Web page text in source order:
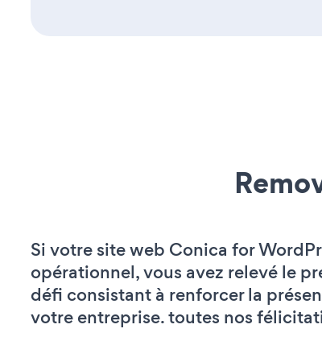
Si votre site web Conica for
opérationnel, vous avez relevé le
défi consistant à renforcer la
votre entreprise. toutes nos